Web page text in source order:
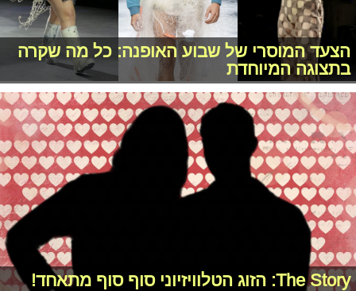
הצעד המוסרי של שבוע האופנה: כל מה שקרה
בתצוגה המיוחדת
The Story: הזוג הטלוויזיוני סוף סוף מתאחד!